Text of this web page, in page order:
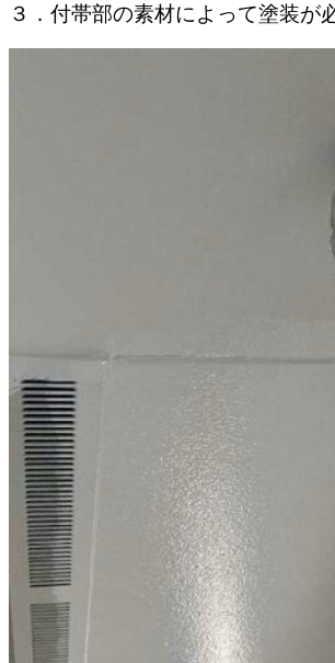
３．付帯部の素材によって塗装が